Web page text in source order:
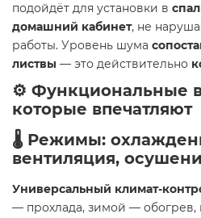
подойдёт для установки в
домашний кабинет, не
работы. Уровень шума
листвы — это действительно
⚙️ Функциональные
которые впечатляют
🌡️ Режимы:
вентиляция,
Универсальный климат-
— прохлада, зимой —